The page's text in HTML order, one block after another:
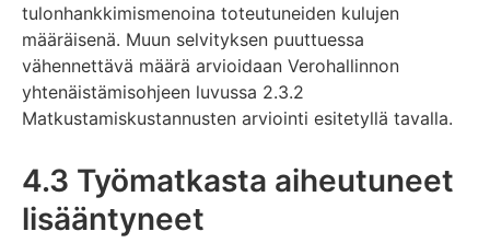
tulonhankkimismenoina toteutuneiden kulujen
määräisenä. Muun selvityksen puuttuessa
vähennettävä määrä arvioidaan Verohallinnon
yhtenäistämisohjeen luvussa 2.3.2
Matkustamiskustannusten arviointi esitetyllä tavalla.
4.3 Työmatkasta aiheutuneet
lisääntyneet